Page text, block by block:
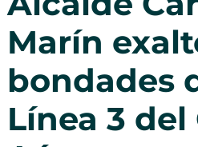
Marín
bondades
Línea 3 del